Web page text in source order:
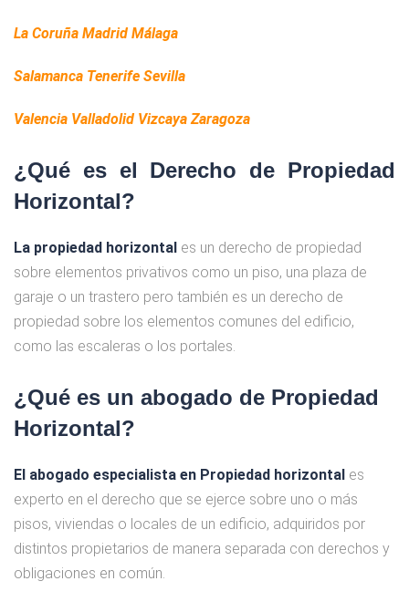
La Coruña Madrid Málaga
Salamanca Tenerife Sevilla
Valencia Valladolid VizcayaZaragoza
¿Qué es el Derecho de Propiedad
Horizontal?
La propiedad horizontal es un derecho de propiedad
sobre elementos privativos como un piso, una plaza de
garaje o un trastero pero también es un derecho de
propiedad sobre los elementos comunes del edificio,
como las escaleras o los portales.
¿Qué es un abogado de Propiedad
Horizontal?
El abogado especialista en Propiedad horizontal es
experto en el derecho que se ejerce sobre uno o más
pisos, viviendas o locales de un edificio, adquiridos por
distintos propietarios de manera separada con derechos y
obligaciones en común.